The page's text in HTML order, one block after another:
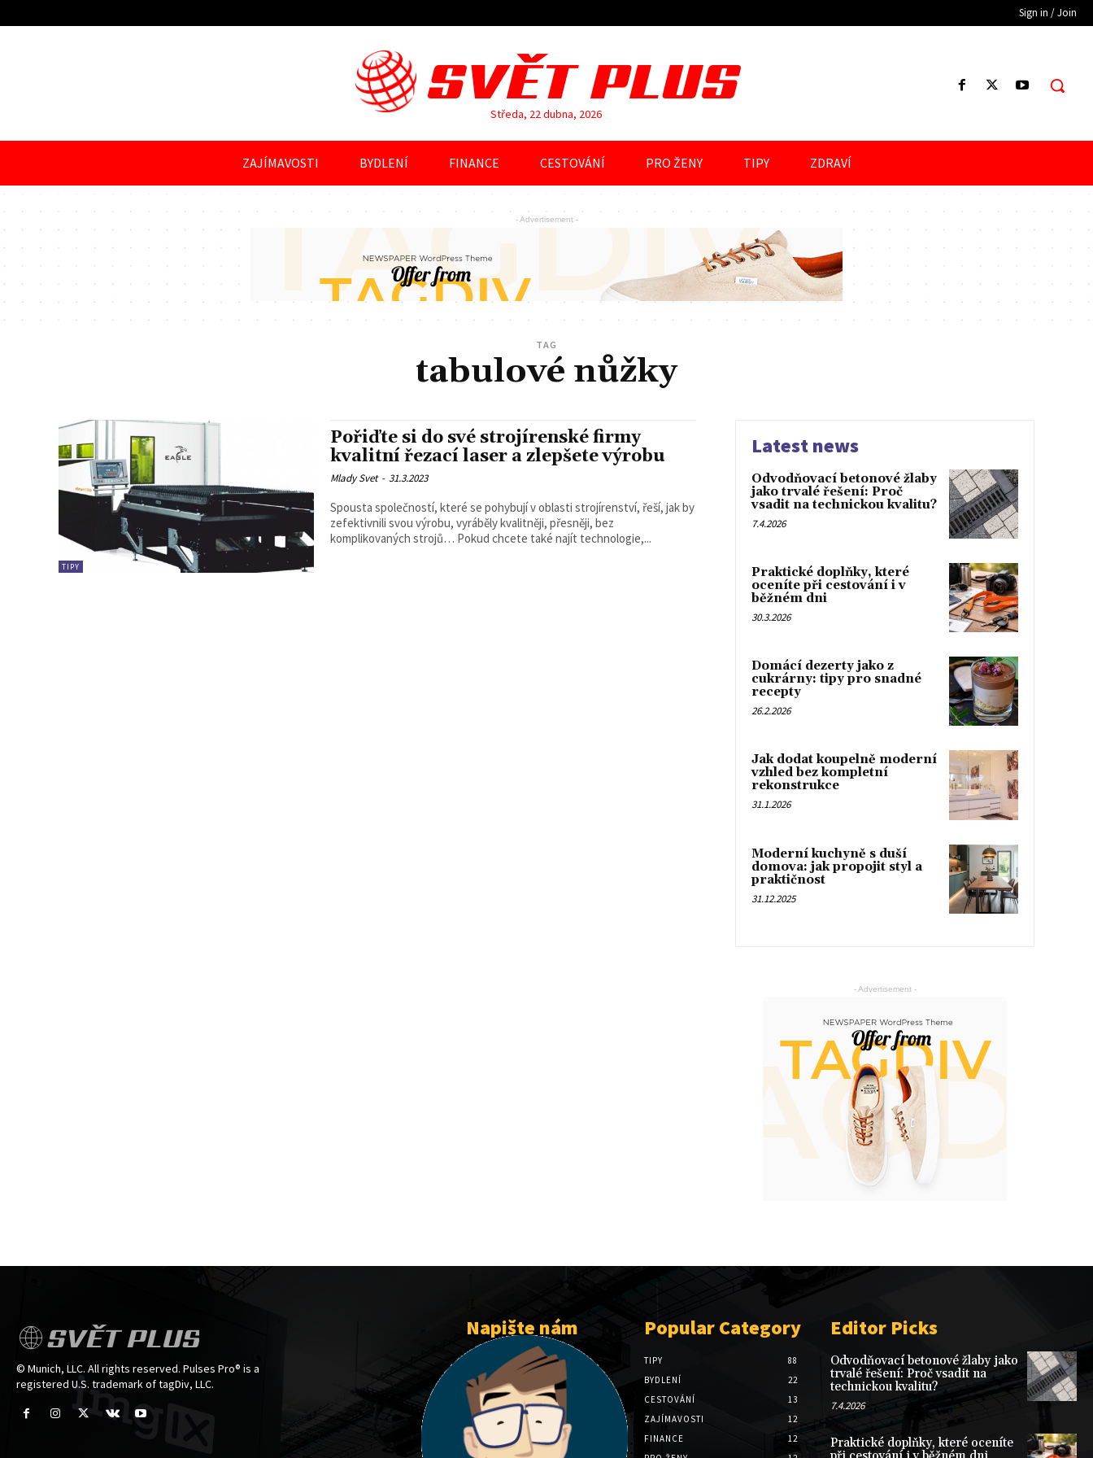
Sign in / Join
SVĚT PLUS
Středa, 22 dubna, 2026
ZAJÍMAVOSTI BYDLENÍ FINANCE CESTOVÁNÍ PRO ŽENY TIPY ZDRAVÍ
- Advertisement -
TAG
tabulové nůžky
TIPY
Pořiďte si do své strojírenské firmy
kvalitní řezací laser a zlepšete výrobu
Mlady Svet - 31.3.2023
Spousta společností, které se pohybují v oblasti strojírenství, řeší, jak by
zefektivnili svou výrobu, vyráběly kvalitněji, přesněji, bez
komplikovaných strojů… Pokud chcete také najít technologie,...
Latest news
Odvodňovací betonové žlaby
jako trvalé řešení: Proč
vsadit na technickou kvalitu?
7.4.2026
Praktické doplňky, které
oceníte při cestování i v
běžném dni
30.3.2026
Domácí dezerty jako z
cukrárny: tipy pro snadné
recepty
26.2.2026
Jak dodat koupelně moderní
vzhled bez kompletní
rekonstrukce
31.1.2026
Moderní kuchyně s duší
domova: jak propojit styl a
praktičnost
31.12.2025
- Advertisement -
SVĚT PLUS
© Munich, LLC. All rights reserved. Pulses Pro® is a
registered U.S. trademark of tagDiv, LLC.
Napište nám Popular Category
TIPY
88
BYDLENÍ
22
CESTOVÁNÍ
13
ZAJÍMAVOSTI
12
FINANCE
12
Editor Picks
Odvodňovací betonové žlaby jako
trvalé řešení: Proč vsadit na
technickou kvalitu?
7.4.2026
Praktické doplňky, které oceníte